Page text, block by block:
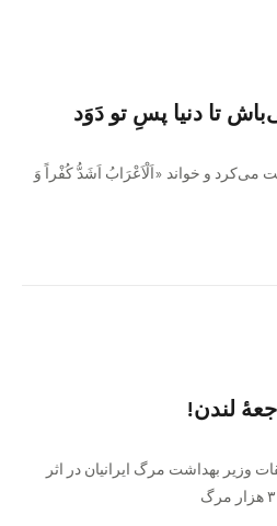
تا دنیا پسِ تو دَوَد
می‌کرد و خواند «اَلْاَعْرَابُ اَشَدُّ کُفْراً وَ
لندن!
وزیر بهداشت مرگ ایرانیان در اثر